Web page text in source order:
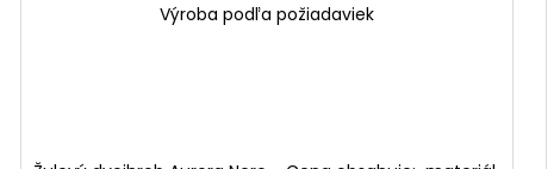
Výroba podľa požiadaviek